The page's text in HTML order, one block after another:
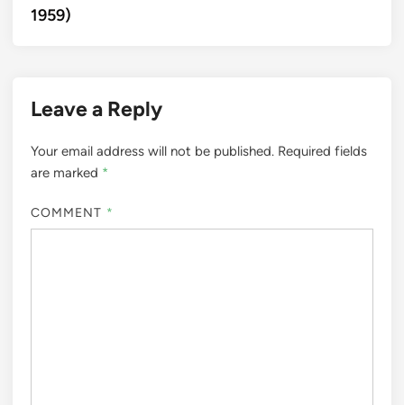
1959)
Leave a Reply
Your email address will not be published. Required fields
are marked *
COMMENT *